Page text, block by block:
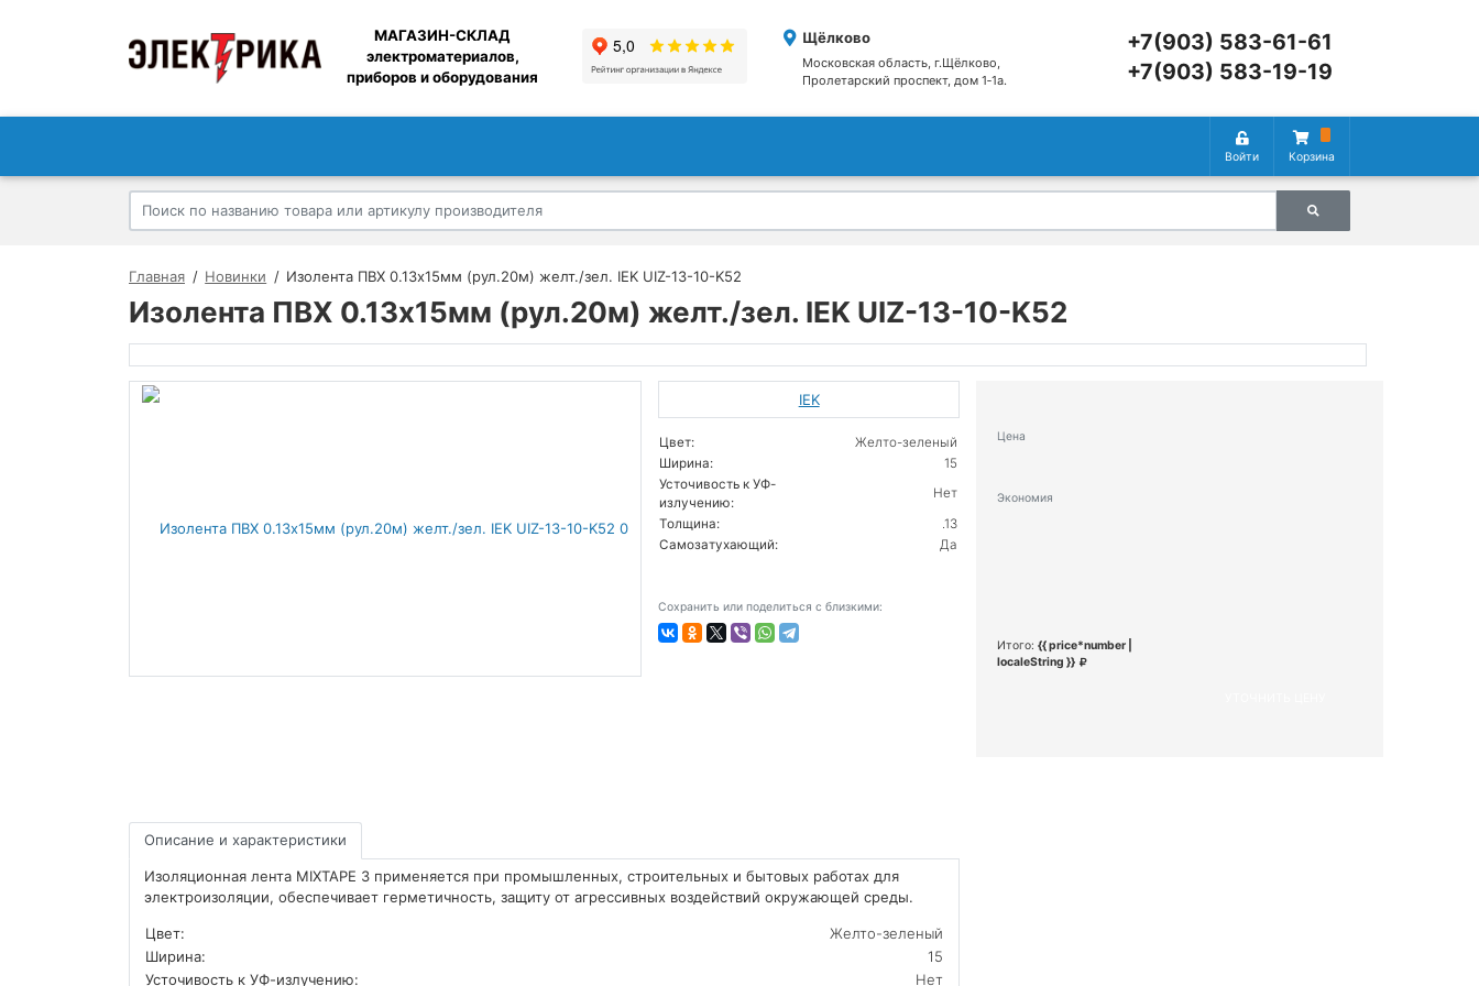
МАГАЗИН-СКЛАД
электроматериалов,
приборов и оборудования
Щёлково
Московская область, г.Щёлково,
Пролетарский проспект, дом 1‑1а.
+7(903) 583-61-61
+7(903) 583-19-19
Войти Корзина
Главная Новинки Изолента ПВХ 0.13х15мм (рул.20м) желт./зел. IEK UIZ-13-10-K52
Изолента ПВХ 0.13х15мм (рул.20м) желт./зел. IEK UIZ-13-10-K52
IEK
Цвет:
Желто-зеленый
Ширина:
15
Усточивость к УФ-
излучению:
Нет
Толщина:
.13
Самозатухающий:
Да
Сохранить или поделиться с близкими:
Цена
Экономия
Итого: {{ price*number |
localeString }}
Описание и характеристики
Изоляционная лента MIXTAPE 3 применяется при промышленных, строительных и бытовых работах для
электроизоляции, обеспечивает герметичность, защиту от агрессивных воздействий окружающей среды.
Цвет:
Желто-зеленый
Ширина:
15
Усточивость к УФ-излучению:
Нет